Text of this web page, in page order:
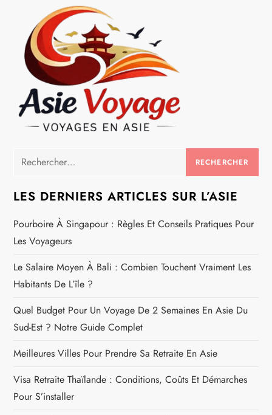
e
Rechercher :
LES DERNIERS ARTICLES SUR L’ASIE
Pourboire À Singapour : Règles Et Conseils Pratiques Pour
Les Voyageurs
Le Salaire Moyen À Bali : Combien Touchent Vraiment Les
Habitants De L’île ?
Quel Budget Pour Un Voyage De 2 Semaines En Asie Du
Sud-Est ? Notre Guide Complet
Meilleures Villes Pour Prendre Sa Retraite En Asie
Visa Retraite Thaïlande : Conditions, Coûts Et Démarches
Pour S’installer